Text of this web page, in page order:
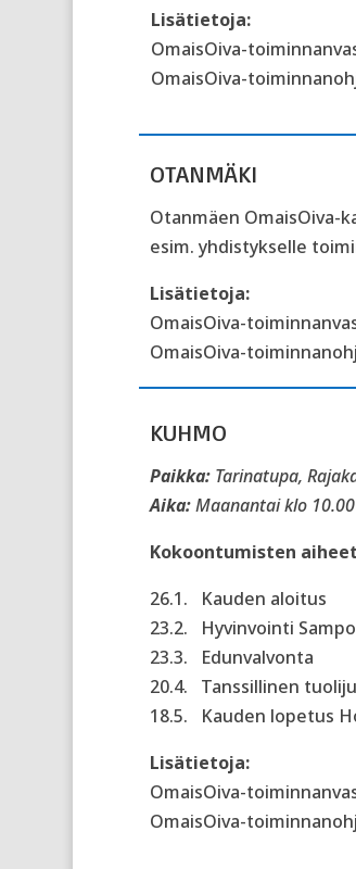
Lisätietoja:
OmaisOiva-
OmaisOiva-
OTANMÄKI
Otanmäen OmaisOiva-
esim. yhdistykselle
Lisätietoja:
OmaisOiva-
OmaisOiva-
KUHMO
Paikka: Tarinatupa,
Aika:Maanantai klo
Kokoontumisten
26.1. Kauden aloitus
23.2. Hyvinvointi
23.3. Edunvalvonta
20.4. Tanssillinen
18.5. Kauden lopetus
Lisätietoja:
OmaisOiva-
OmaisOiva-